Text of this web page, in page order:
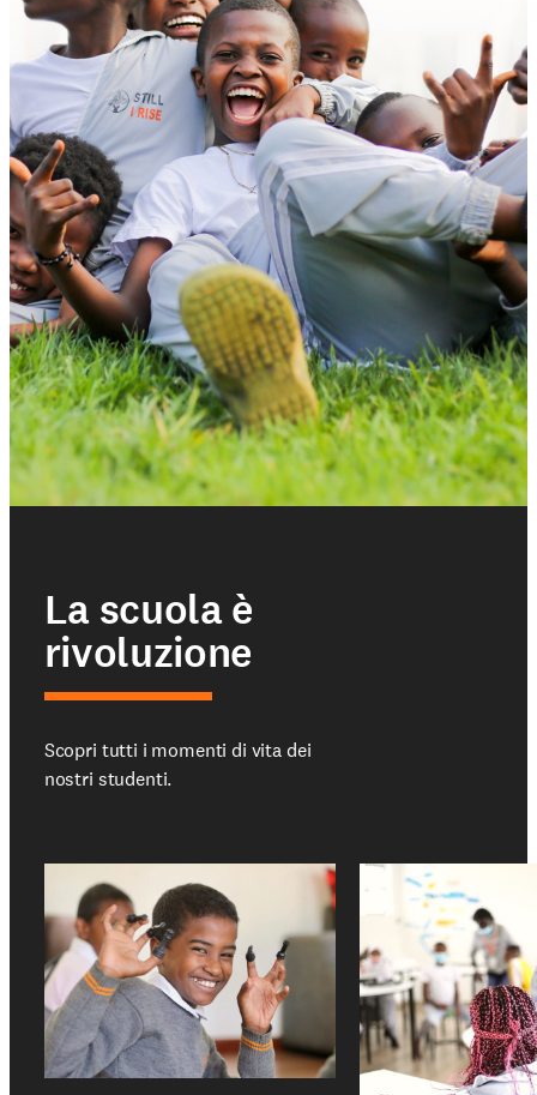
La scuola è
rivoluzione
Scopri tutti i momenti di vita dei
nostri studenti.